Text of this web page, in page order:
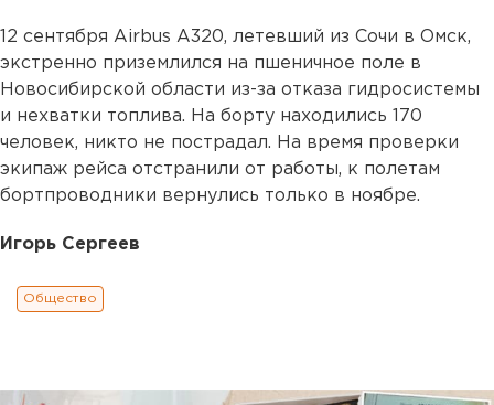
12 сентября Airbus A320, летевший из Сочи в Омск,
экстренно приземлился на пшеничное поле в
Новосибирской области из-за отказа гидросистемы
и нехватки топлива. На борту находились 170
человек, никто не пострадал. На время проверки
экипаж рейса отстранили от работы, к полетам
бортпроводники вернулись только в ноябре.
Игорь Сергеев
Общество